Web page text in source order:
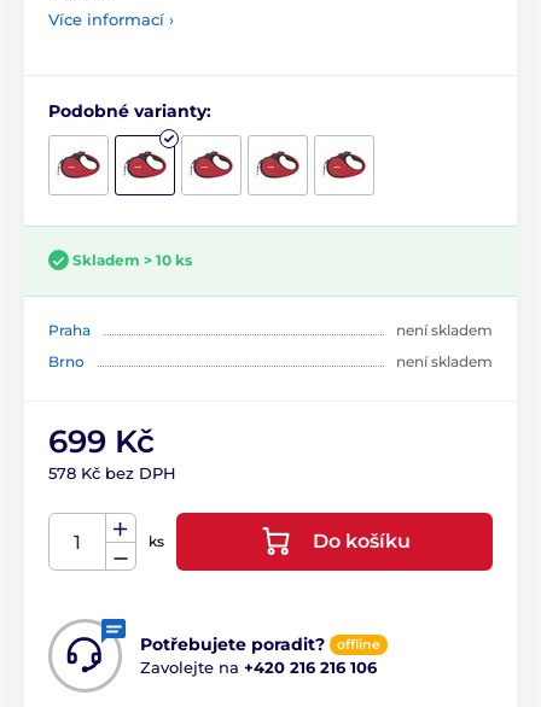
Více informací ›
Podobné varianty:
Skladem > 10 ks
Praha
není skladem
Brno
není skladem
699 Kč
578 Kč bez DPH
ks Do košíku
Potřebujete poradit? offline
Zavolejte na +420 216 216 106